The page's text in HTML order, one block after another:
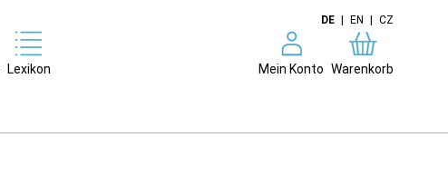
DE EN CZ
Lexikon Mein Konto Warenkorb